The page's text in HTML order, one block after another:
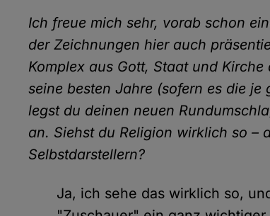
Ich freue mich sehr, vorab schon
der Zeichnungen hier auch
Komplex aus Gott, Staat und
seine besten Jahre (sofern es die
legst du deinen neuen
an. Siehst du Religion wirklich so –
Selbstdarstellern?
Ja, ich sehe das wirklich so,